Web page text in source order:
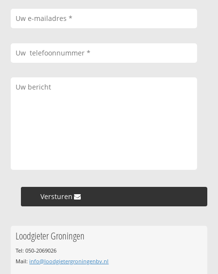
Versturen »
Loodgieter Groningen
Tel: 050-2069026
Mail: info@loodgietergroningenbv.nl